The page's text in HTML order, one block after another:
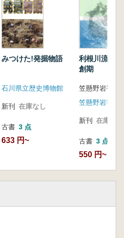
みつけた!発掘物語
石川県立歴史博物館
新刊 在庫なし
古書 3 点
633 円~
利根川流域
創期
笠懸野岩宿文
新刊 在庫なし
古書 3 点
550 円~